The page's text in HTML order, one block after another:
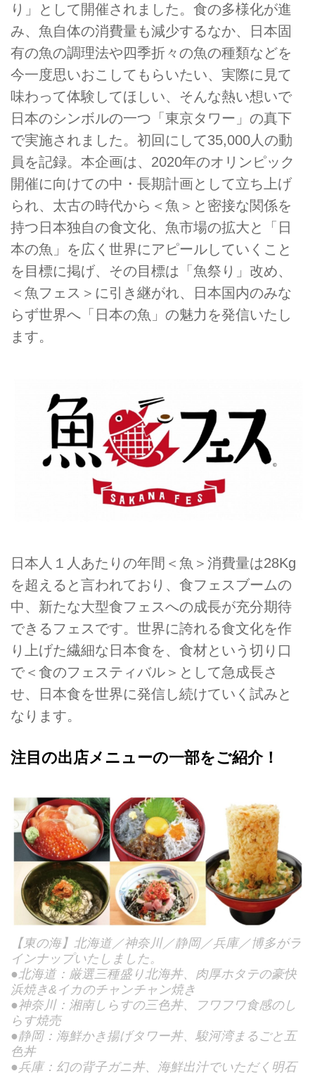
り」として開催されました。食の多様化が進
み、魚自体の消費量も減少するなか、日本固
有の魚の調理法や四季折々の魚の種類などを
今一度思いおこしてもらいたい、実際に見て
味わって体験してほしい、そんな熱い想いで
日本のシンボルの一つ「東京タワー」の真下
で実施されました。初回にして35,000人の動
員を記録。本企画は、2020年のオリンピック
開催に向けての中・長期計画として立ち上げ
られ、太古の時代から＜魚＞と密接な関係を
持つ日本独自の食文化、魚市場の拡大と「日
本の魚」を広く世界にアピールしていくこと
を目標に掲げ、その目標は「魚祭り」改め、
＜魚フェス＞に引き継がれ、日本国内のみな
らず世界へ「日本の魚」の魅力を発信いたし
ます。
日本人１人あたりの年間＜魚＞消費量は28Kg
を超えると言われており、食フェスブームの
中、新たな大型食フェスへの成長が充分期待
できるフェスです。世界に誇れる食文化を作
り上げた繊細な日本食を、食材という切り口
で＜食のフェスティバル＞として急成長さ
せ、日本食を世界に発信し続けていく試みと
なります。
注目の出店メニューの一部をご紹介！
【東の海】北海道／神奈川／静岡／兵庫／博多がラ
インナップいたしました。
●北海道：厳選三種盛り北海丼、肉厚ホタテの豪快
浜焼き&イカのチャンチャン焼き
●神奈川：湘南しらすの三色丼、フワフワ食感のし
らす焼売
●静岡：海鮮かき揚げタワー丼、駿河湾まるごと五
色丼
●兵庫：幻の背子ガニ丼、海鮮出汁でいただく明石